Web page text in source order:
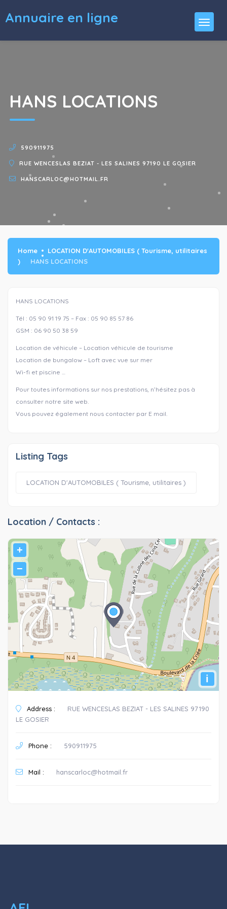
Annuaire en ligne
HANS LOCATIONS
590911975
RUE WENCESLAS BEZIAT - LES SALINES 97190 LE GOSIER
HANSCARLOC@HOTMAIL.FR
Home
LOCATION D'AUTOMOBILES ( Tourisme, utilitaires
)
HANS LOCATIONS
HANS LOCATIONS
Tél : 05 90 91 19 75 – Fax : 05 90 85 57 86
GSM : 06 90 50 38 59
Location de véhicule – Location véhicule de tourisme
Location de bungalow – Loft avec vue sur mer
Wi-fi et piscine …
Pour toutes informations sur nos prestations, n’hésitez pas à
consulter notre site web.
Vous pouvez également nous contacter par E mail.
Listing Tags
LOCATION D'AUTOMOBILES ( Tourisme, utilitaires )
Location / Contacts :
+
−
i
Address :
RUE WENCESLAS BEZIAT - LES SALINES 97190
LE GOSIER
Phone : 590911975
Mail : hanscarloc@hotmail.fr